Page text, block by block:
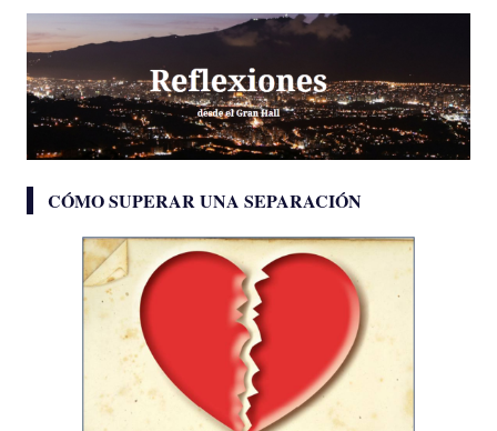
CÓMO SUPERAR UNA SEPARACIÓN